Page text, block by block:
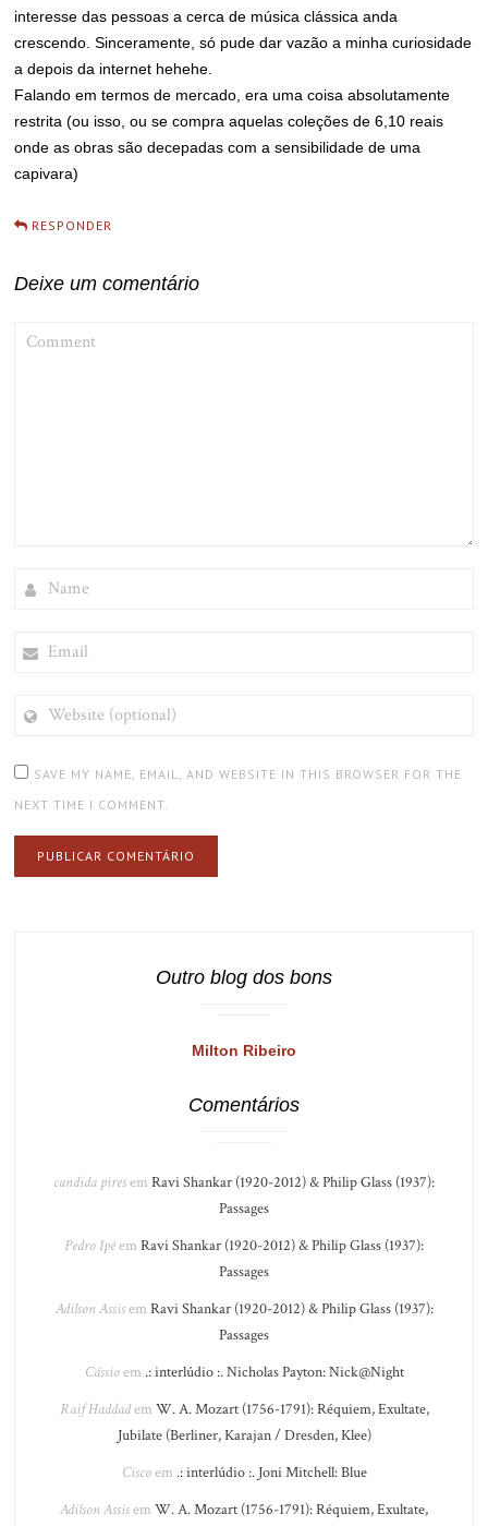
interesse das pessoas a cerca de música clássica anda
crescendo. Sinceramente, só pude dar vazão a minha curiosidade
a depois da internet hehehe.
Falando em termos de mercado, era uma coisa absolutamente
restrita (ou isso, ou se compra aquelas coleções de 6,10 reais
onde as obras são decepadas com a sensibilidade de uma
capivara)
RESPONDER
Deixe um comentário
(OPTIONAL)
SAVE MY NAME, EMAIL, AND WEBSITE IN THIS BROWSER FOR THE
NEXT TIME I COMMENT.
Outro blog dos bons
Milton Ribeiro
Comentários
candida piresem Ravi Shankar (1920-2012) & Philip Glass (1937):
Passages
Pedro Ipêem Ravi Shankar (1920-2012) & Philip Glass (1937):
Passages
Adilson Assisem Ravi Shankar (1920-2012) & Philip Glass (1937):
Passages
Cássioem .: interlúdio :. Nicholas Payton: Nick@Night
Raif Haddadem W. A. Mozart (1756-1791): Réquiem, Exultate,
Jubilate (Berliner, Karajan / Dresden, Klee)
Ciscoem .: interlúdio :. Joni Mitchell: Blue
Adilson Assisem W. A. Mozart (1756-1791): Réquiem, Exultate,